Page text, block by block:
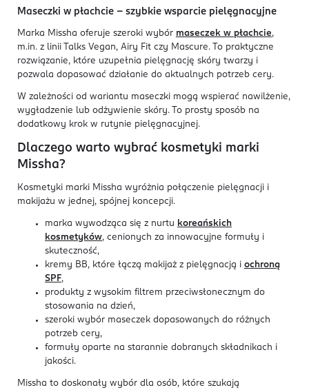
Maseczki w płachcie – szybkie wsparcie pielęgnacyjne
Marka Missha oferuje szeroki wybór maseczek w płachcie,
m.in. z linii Talks Vegan, Airy Fit czy Mascure. To praktyczne
rozwiązanie, które uzupełnia pielęgnację skóry twarzy i
pozwala dopasować działanie do aktualnych potrzeb cery.
W zależności od wariantu maseczki mogą wspierać nawilżenie,
wygładzenie lub odżywienie skóry. To prosty sposób na
dodatkowy krok w rutynie pielęgnacyjnej.
Dlaczego warto wybrać kosmetyki marki
Missha?
Kosmetyki marki Missha wyróżnia połączenie pielęgnacji i
makijażu w jednej, spójnej koncepcji.
marka wywodząca się z nurtu koreańskich
kosmetyków, cenionych za innowacyjne formuły i
skuteczność,
kremy BB, które łączą makijaż z pielęgnacją i ochroną
SPF,
produkty z wysokim filtrem przeciwsłonecznym do
stosowania na dzień,
szeroki wybór maseczek dopasowanych do różnych
potrzeb cery,
formuły oparte na starannie dobranych składnikach i
jakości.
Missha to doskonały wybór dla osób, które szukają